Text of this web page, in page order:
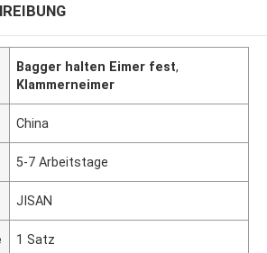
Bagger halten Eimer fest,
Klammerneimer
China
5-7 Arbeitstage
JISAN
1 Satz